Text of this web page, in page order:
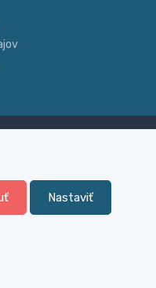
z ktorého Vám
Nastaviť